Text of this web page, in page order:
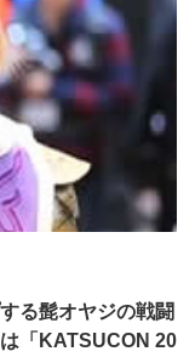
る髭オヤジの戦闘
「KATSUCON 20